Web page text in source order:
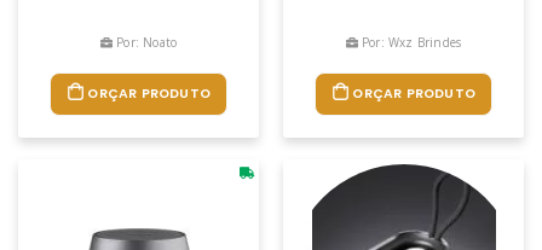
Por: Noato
ORÇAR PRODUTO
Por: Wxz Brindes
ORÇAR PRODUTO